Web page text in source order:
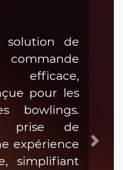
solution de
pour les
bowlings.
prise de
expérience
simplifiant